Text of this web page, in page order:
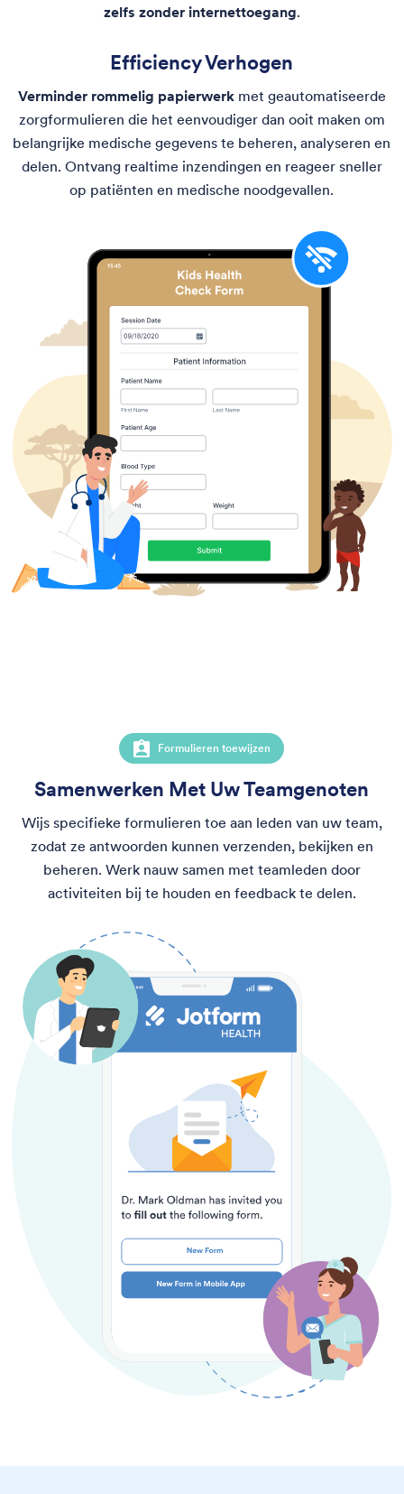
zelfs zonder internettoegang.
Efficiency Verhogen
Verminder rommelig papierwerkmet geautomatiseerde
zorgformulieren die het eenvoudiger dan ooit maken om
belangrijke medische gegevens te beheren, analyseren en
delen. Ontvang realtime inzendingen en reageer sneller
op patiënten en medische noodgevallen.
Formulieren toewijzen
Samenwerken Met Uw Teamgenoten
Wijs specifieke formulieren toe aan leden van uw team,
zodat ze antwoorden kunnen verzenden, bekijken en
beheren. Werk nauw samen met teamleden door
activiteiten bij te houden en feedback te delen.